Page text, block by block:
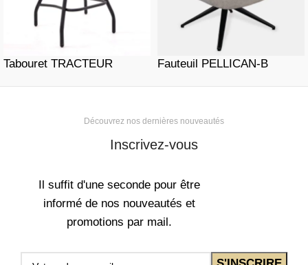
Tabouret TRACTEUR Fauteuil PELLICAN-B
Découvrez nos dernières nouveautés
Inscrivez-vous
Il suffit d'une seconde pour être
informé de nos nouveautés et
promotions par mail.